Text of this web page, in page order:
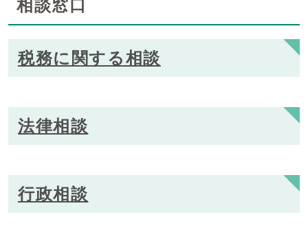
相談窓口
税務に関する相談
法律相談
行政相談